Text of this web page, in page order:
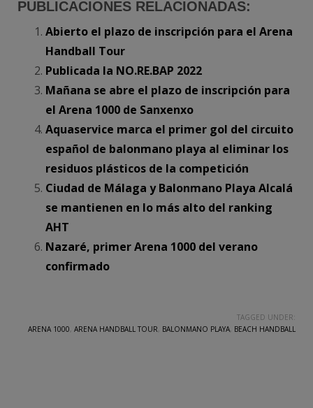
PUBLICACIONES RELACIONADAS:
Abierto el plazo de inscripción para el Arena
Handball Tour
Publicada la NO.RE.BAP 2022
Mañana se abre el plazo de inscripción para
el Arena 1000 de Sanxenxo
Aquaservice marca el primer gol del circuito
español de balonmano playa al eliminar los
residuos plásticos de la competición
Ciudad de Málaga y Balonmano Playa Alcalá
se mantienen en lo más alto del ranking
AHT
Nazaré, primer Arena 1000 del verano
confirmado
TAGGED UNDER:
ARENA 1000, ARENA HANDBALL TOUR, BALONMANO PLAYA, BEACH HANDBALL